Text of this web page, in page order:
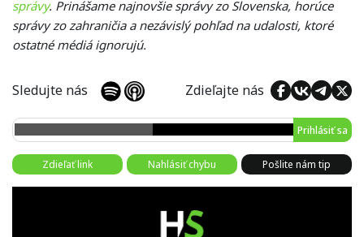
správy. Prinášame najnovšie správy zo Slovenska, horúce
správy zo zahraničia a nezávislý pohľad na udalosti, ktoré
ostatné médiá ignorujú.
Sledujte nás Zdieľajte nás
Prihlásiť sa
Zdieľať link Nahlásiť chybu Pošlite nám tip